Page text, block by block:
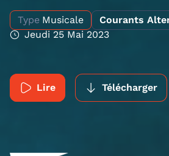
Type Musicale
Courants
Jeudi 25 Mai 2023
Lire Télécharger